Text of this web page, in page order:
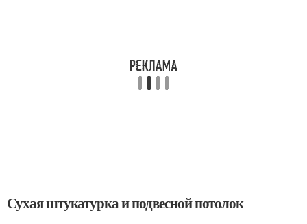
Сухая штукатурка и подвесной потолок